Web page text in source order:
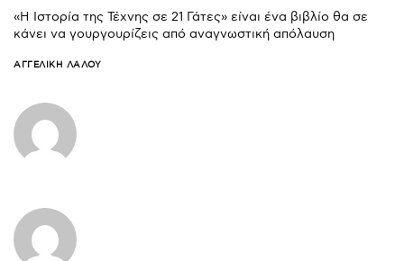
«Η Ιστορία της Τέχνης σε 21 Γάτες» είναι ένα βιβλίο θα σε
κάνει να γουργουρίζεις από αναγνωστική απόλαυση
ΑΓΓΕΛΙΚΉ ΛΆΛΟΥ